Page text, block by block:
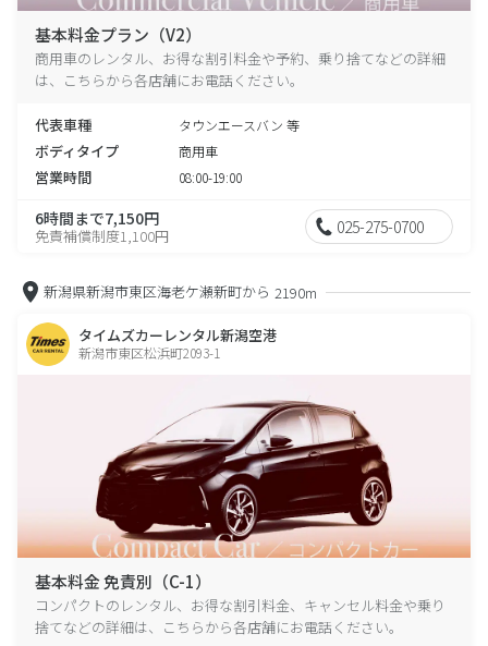
基本料金プラン（V2）
商用車のレンタル、お得な割引料金や予約、乗り捨てなどの詳細
は、こちらから各店舗にお電話ください。
代表車種 タウンエースバン 等
ボディタイプ 商用車
営業時間 08:00-19:00
6時間まで7,150円
免責補償制度1,100円 025-275-0700
新潟県新潟市東区海老ケ瀬新町から 2190m
タイムズカーレンタル新潟空港
新潟市東区松浜町2093-1
基本料金 免責別（C-1）
コンパクトのレンタル、お得な割引料金、キャンセル料金や乗り
捨てなどの詳細は、こちらから各店舗にお電話ください。